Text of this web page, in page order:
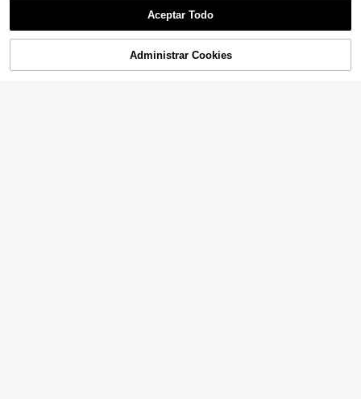
¡25% DE DESCUENTO! AÑADIR A LA BOLSA
Aceptar Todo
Administrar Cookies